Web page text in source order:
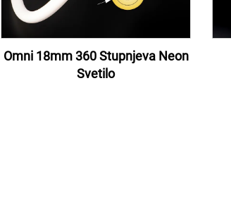
Omni 18mm 360 Stupnjeva Neon
Svetilo